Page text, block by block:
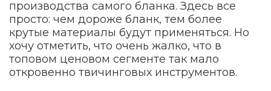
производства самого бланка. Здесь все
просто: чем дороже бланк, тем более
крутые материалы будут применяться. Но
хочу отметить, что очень жалко, что в
топовом ценовом сегменте так мало
откровенно твичинговых инструментов.